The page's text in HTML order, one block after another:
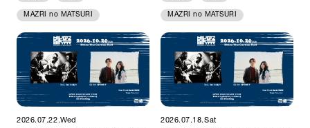
MAZRI no MATSURI MAZRI no MATSURI
2026.07.22.Wed 2026.07.18.Sat